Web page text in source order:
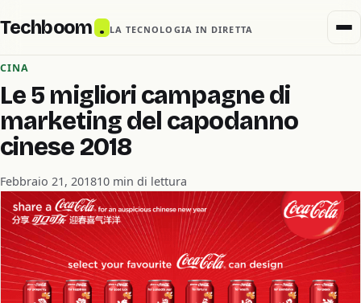
Techboom . LA TECNOLOGIA IN DIRETTA
CINA
Le 5 migliori campagne di
marketing del capodanno
cinese 2018
Febbraio 21, 201810 min di lettura